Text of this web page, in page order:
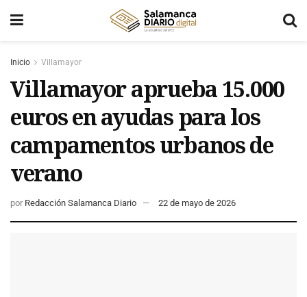
Inicio Villamayor
Villamayor aprueba 15.000
euros en ayudas para los
campamentos urbanos de
verano
por Redacción Salamanca Diario 22 de mayo de 2026